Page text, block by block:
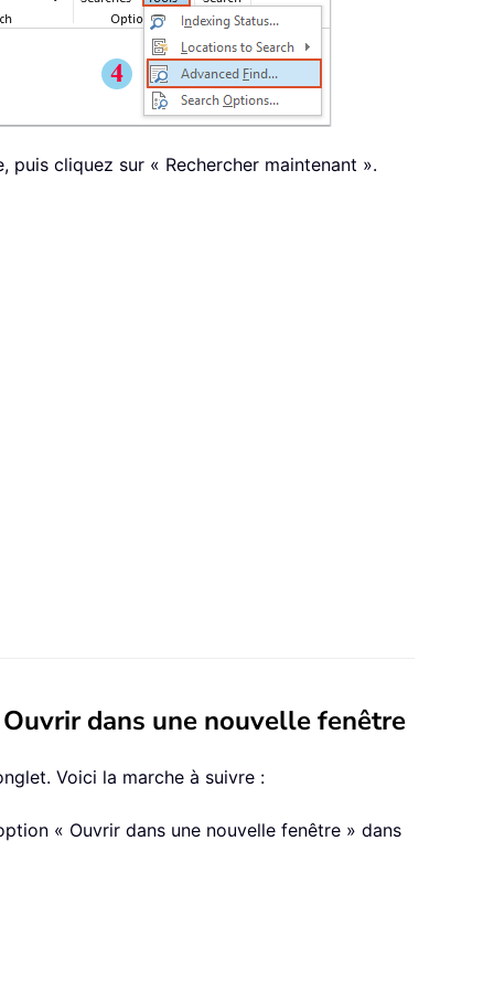
puis cliquez sur « Rechercher maintenant ».
dans une nouvelle fenêtre
Voici la marche à suivre :
« Ouvrir dans une nouvelle fenêtre » dans